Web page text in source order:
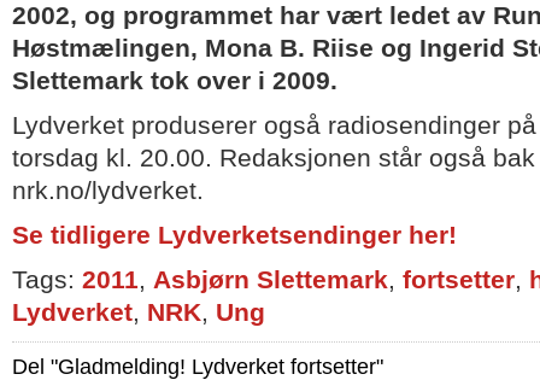
2002, og programmet har vært ledet av
Høstmælingen, Mona B. Riise og Ingerid
Slettemark tok over i 2009.
Lydverket produserer også radiosendinger
torsdag kl. 20.00. Redaksjonen står også
nrk.no/lydverket.
Se tidligere Lydverketsendinger her!
Tags: 2011, Asbjørn Slettemark, fortsetter,
Lydverket, NRK, Ung
Del "Gladmelding! Lydverket fortsetter"